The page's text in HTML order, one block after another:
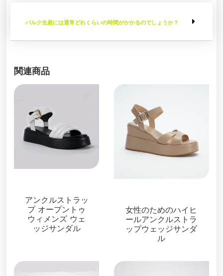
バルク生産には通常どれくらいの時間がかかるのでしょうか？
関連商品
アンクルストラッ
プ オープントゥ
ウィメンズ ウェ
ッジサンダル
女性のためのハイヒ
ールアンクルストラ
ップウェッジサンダ
ル